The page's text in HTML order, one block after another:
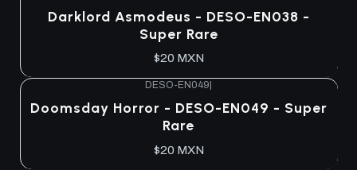
Darklord Asmodeus - DESO-EN038 -
Super Rare
$20 MXN
DESO-EN049
Doomsday Horror - DESO-EN049 - Super
Rare
$20 MXN